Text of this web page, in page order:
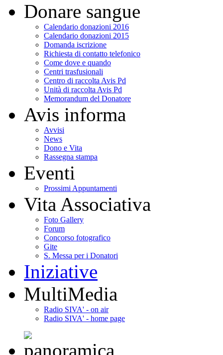
Donare sangue
Calendario donazioni 2016
Calendario donazioni 2015
Domanda iscrizione
Richiesta di contatto telefonico
Come dove e quando
Centri trasfusionali
Centro di raccolta Avis Pd
Unità di raccolta Avis Pd
Memorandum del Donatore
Avis informa
Avvisi
News
Dono e Vita
Rassegna stampa
Eventi
Prossimi Appuntamenti
Vita Associativa
Foto Gallery
Forum
Concorso fotografico
Gite
S. Messa per i Donatori
Iniziative
MultiMedia
Radio SIVA' - on air
Radio SIVA' - home page